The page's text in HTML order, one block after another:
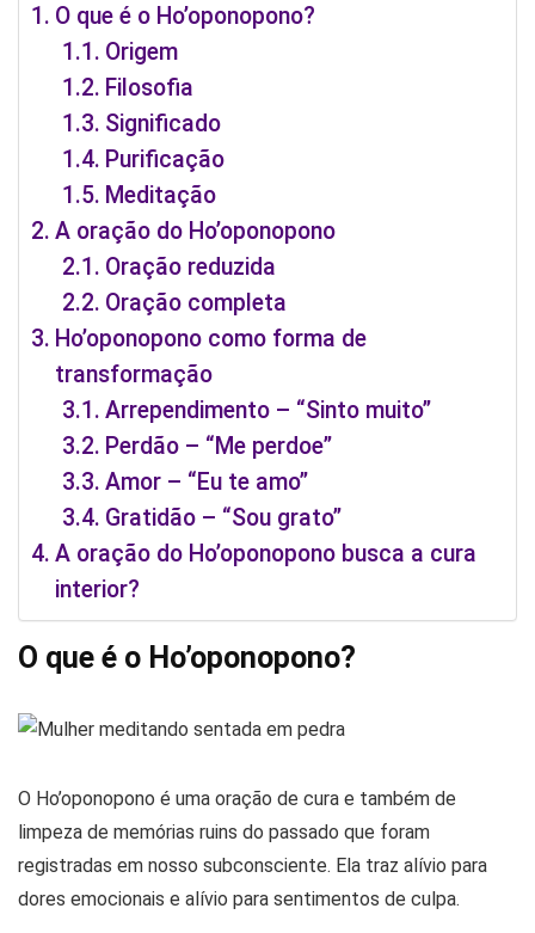
O que é o Ho’oponopono?
Origem
Filosofia
Significado
Purificação
Meditação
A oração do Ho’oponopono
Oração reduzida
Oração completa
Ho’oponopono como forma de
transformação
Arrependimento – “Sinto muito”
Perdão – “Me perdoe”
Amor – “Eu te amo”
Gratidão – “Sou grato”
A oração do Ho’oponopono busca a cura
interior?
O que é o Ho’oponopono?
O Ho’oponopono é uma oração de cura e também de
limpeza de memórias ruins do passado que foram
registradas em nosso subconsciente. Ela traz alívio para
dores emocionais e alívio para sentimentos de culpa.